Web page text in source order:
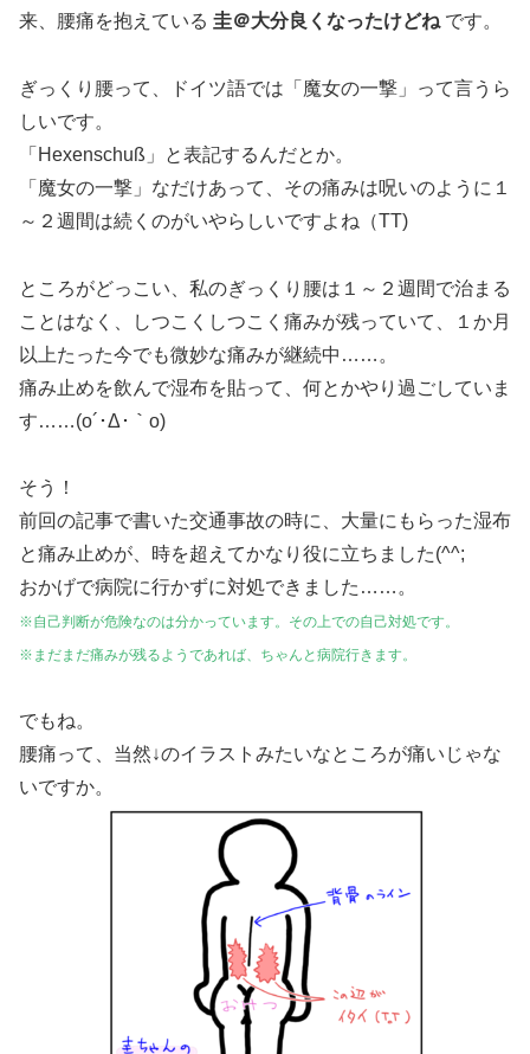
来、腰痛を抱えている 圭＠大分良くなったけどね です。
ぎっくり腰って、ドイツ語では「魔女の一撃」って言うら
しいです。
「Hexenschuß」と表記するんだとか。
「魔女の一撃」なだけあって、その痛みは呪いのように１
～２週間は続くのがいやらしいですよね（TT)
ところがどっこい、私のぎっくり腰は１～２週間で治まる
ことはなく、しつこくしつこく痛みが残っていて、１か月
以上たった今でも微妙な痛みが継続中……。
痛み止めを飲んで湿布を貼って、何とかやり過ごしていま
す……(o´ ･Δ ･｀ o)
そう！
前回の記事で書いた交通事故の時に、大量にもらった湿布
と痛み止めが、時を超えてかなり役に立ちました(^^;
おかげで病院に行かずに対処できました……。
※自己判断が危険なのは分かっています。その上での自己対処です。
※まだまだ痛みが残るようであれば、ちゃんと病院行きます。
でもね。
腰痛って、当然↓のイラストみたいなところが痛いじゃな
いですか。